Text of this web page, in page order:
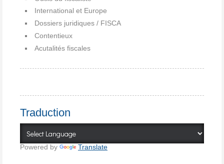
International et Europe
Dossiers juridiques / FISCA
Contentieux
Acutalités fiscales
Traduction
Powered by Translate